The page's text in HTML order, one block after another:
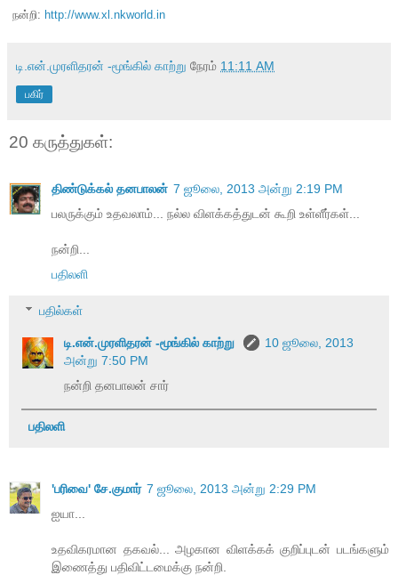
நன்றி: http://www.xl.nkworld.in
டி.என்.முரளிதரன் -மூங்கில் காற்று நேரம் 11:11 AM
பகிர்
20 கருத்துகள்:
திண்டுக்கல் தனபாலன் 7 ஜூலை, 2013 அன்று 2:19 PM
பலருக்கும் உதவலாம்... நல்ல விளக்கத்துடன் கூறி உள்ளீர்கள்...
நன்றி...
பதிலளி
பதில்கள்
டி.என்.முரளிதரன் -மூங்கில் காற்று
10 ஜூலை, 2013
அன்று 7:50 PM
நன்றி தனபாலன் சார்
பதிலளி
'பரிவை' சே.குமார் 7 ஜூலை, 2013 அன்று 2:29 PM
ஐயா...
உதவிகரமான தகவல்... அழகான விளக்கக் குறிப்புடன் படங்களும்
இணைத்து பதிவிட்டமைக்கு நன்றி.